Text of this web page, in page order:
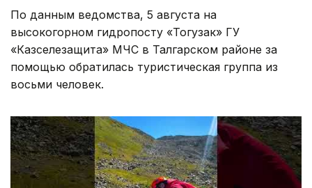
По данным ведомства, 5 августа на
высокогорном гидропосту «Тогузак» ГУ
«Казселезащита» МЧС в Талгарском районе за
помощью обратилась туристическая группа из
восьми человек.